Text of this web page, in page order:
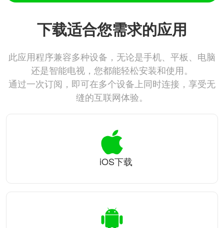
下载适合您需求的应用
此应用程序兼容多种设备，无论是手机、平板、电脑
还是智能电视，您都能轻松安装和使用。
通过一次订阅，即可在多个设备上同时连接，享受无
缝的互联网体验。
iOS下载